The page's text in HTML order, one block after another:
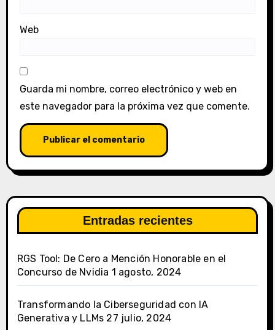
Web
Guarda mi nombre, correo electrónico y web en
este navegador para la próxima vez que comente.
Entradas recientes
RGS Tool: De Cero a Mención Honorable en el
Concurso de Nvidia 1 agosto, 2024
Transformando la Ciberseguridad con IA
Generativa y LLMs 27 julio, 2024